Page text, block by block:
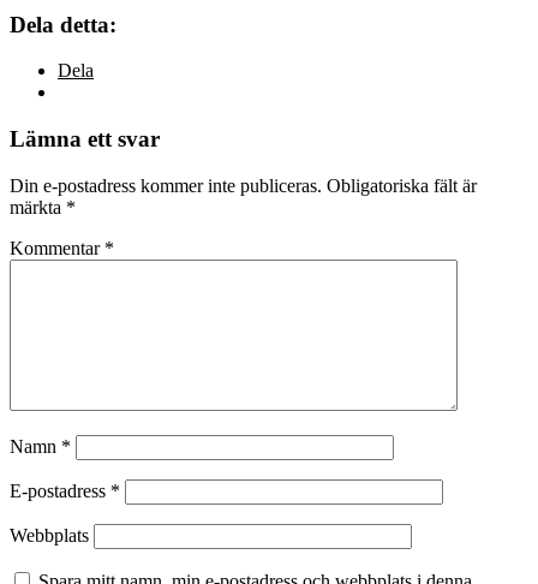
Dela detta:
Dela
Lämna ett svar
Din e-postadress kommer inte publiceras. Obligatoriska fält är
märkta *
Kommentar *
Namn *
E-postadress *
Webbplats